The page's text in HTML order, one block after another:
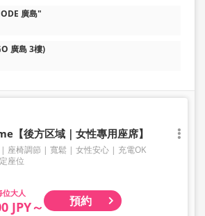
廣島"
廣島 3樓)
【後方区域｜女性專用座席】
座椅調節 寬鬆 女性安心
充電OK
座位
大人
JPY～ 預約